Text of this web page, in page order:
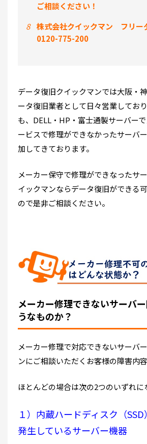
ご相談ください！
8
株式会社クイックマン フリー
0120-775-200
データ復旧クイックマンでは大阪・
ータ復旧業者として日々営業してお
も、DELL・HP・富士通製サーバー
ービスで修理ができなかったサーバ
加してきております。
メーカー保守で修理ができなったサ
イックマンならデータ復旧ができる
ので是非ご相談ください。
メーカー修理できないサーバ
うなものか？
メーカー修理で対応できないサーバ
ンにご相談いただくお客様の障害内容
ほとんどの場合は次の2つのいずれに
１）内蔵ハードディスク（
発生しているサーバー機器